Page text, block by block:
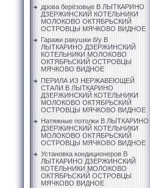
дрова берёзовые В ЛЫТКАРИНО
ДЗЕРЖИНСКИЙ КОТЕЛЬНИКИ
МОЛОКОВО ОКТЯБРЬСКИЙ
ОСТРОВЦЫ МЯЧКОВО ВИДНОЕ
Гаражи ракушки б/у В
ЛЫТКАРИНО ДЗЕРЖИНСКИЙ
КОТЕЛЬНИКИ МОЛОКОВО
ОКТЯБРЬСКИЙ ОСТРОВЦЫ
МЯЧКОВО ВИДНОЕ
ПЕРИЛА ИЗ НЕРЖАВЕЮЩЕЙ
СТАЛИ В ЛЫТКАРИНО
ДЗЕРЖИНСКИЙ КОТЕЛЬНИКИ
МОЛОКОВО ОКТЯБРЬСКИЙ
ОСТРОВЦЫ МЯЧКОВО ВИДНОЕ
Натяжные потолки В ЛЫТКАРИНО
ДЗЕРЖИНСКИЙ КОТЕЛЬНИКИ
МОЛОКОВО ОКТЯБРЬСКИЙ
ОСТРОВЦЫ МЯЧКОВО ВИДНОЕ
Установка кондиционеров В
ЛЫТКАРИНО ДЗЕРЖИНСКИЙ
КОТЕЛЬНИКИ МОЛОКОВО
ОКТЯБРЬСКИЙ ОСТРОВЦЫ
МЯЧКОВО ВИДНОЕ